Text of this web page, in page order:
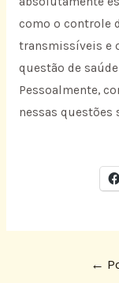
como o controle
transmissíveis e
questão de
Pessoalmente,
nessas questões
←